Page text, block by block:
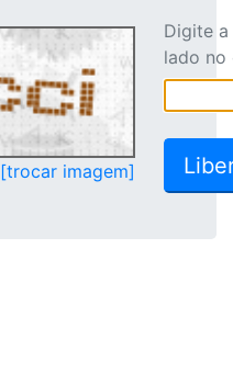
[trocar imagem]
Digite
lado no